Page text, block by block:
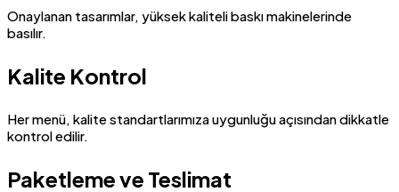
Onaylanan tasarımlar, yüksek kaliteli baskı makinelerinde
basılır.
Kalite Kontrol
Her menü, kalite standartlarımıza uygunluğu açısından dikkatle
kontrol edilir.
Paketleme ve Teslimat